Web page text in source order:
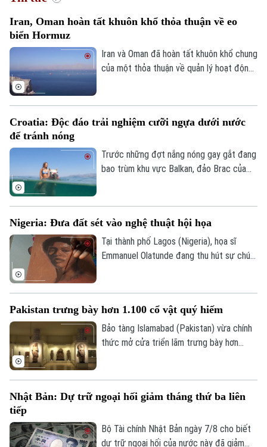
Chuyên mục
Thời sự
Hà Nội
Chính trị
Hà Nội
Nhịp sống Hà Nội
Iran, Oman hoàn tất khuôn khổ thỏa thuận về eo
biển Hormuz
Iran và Oman đã hoàn tất khuôn khổ chung
của một thỏa thuận về quản lý hoạt động
Croatia: Độc đáo trải nghiệm cưỡi ngựa dưới nước
để tránh nóng
Trước những đợt nắng nóng gay gắt đang
bao trùm khu vực Balkan, đảo Brac của
thể trực tiếp cưỡi ngựa lội dưới làn nước
biển mát lành.
Nigeria: Đưa đất sét vào nghệ thuật hội họa
Tại thành phố Lagos (Nigeria), họa sĩ
Emmanuel Olatunde đang thu hút sự chú ý
ra hướng đi mới cho nghệ thuật chân dung
mà còn lan tỏa thông điệp về sử dụng
chất liệu bền vững.
Pakistan trưng bày hơn 1.100 cổ vật quý hiếm
Bảo tàng Islamabad (Pakistan) vừa chính
thức mở cửa triển lãm trưng bày hơn
trong nỗ lực bảo tồn và thu hồi các tài
chính phủ Pakistan.
Nhật Bản: Dự trữ ngoại hối giảm tháng thứ ba liên
tiếp
Bộ Tài chính Nhật Bản ngày 7/8 cho biết
dự trữ ngoại hối của nước này đã giảm